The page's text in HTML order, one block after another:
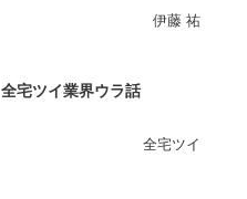
伊藤 祐
全宅ツイ業界ウラ話
全宅ツイ